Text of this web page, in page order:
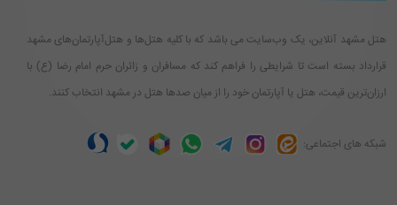
هتل مشهد آنلاین، یک وب‌سایت می باشد که با کلیه هتل‌ها و هتل‌آپارتمان‌های مشهد
قرارداد بسته است تا شرایطی را فراهم کند که مسافران و زائران حرم امام رضا (ع) با
ارزان‌ترین قیمت، هتل یا آپارتمان خود را از میان صدها هتل در مشهد انتخاب کنند.
شبکه های اجتماعی: